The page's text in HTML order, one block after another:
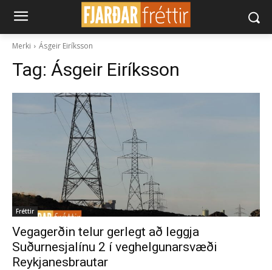
Merki Ásgeir Eiríksson
Tag: Ásgeir Eiríksson
Fréttir
Vegagerðin telur gerlegt að leggja
Suðurnesjalínu 2 í veghelgunarsvæði
Reykjanesbrautar